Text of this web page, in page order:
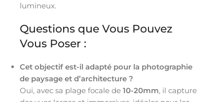
lumineux.
Questions que Vous Pouvez
Vous Poser :
Cet objectif est-il adapté pour la photographie
de paysage et d’architecture ?
Oui, avec sa plage focale de 10-20mm, il capture